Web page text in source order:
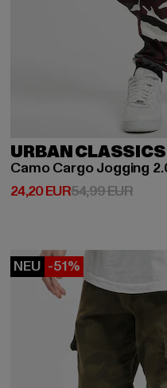
URBAN CLASSICS
Camo Cargo Jogging
24,20 EUR
Derzeitiger Preis: 24,20 EUR
54,99 EUR
NEU -51%